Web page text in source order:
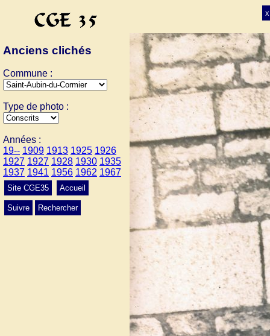
Anciens clichés
Commune :
Type de photo :
Années :
19-- 1909 1913 1925 1926
1927 1927 1928 1930 1935
1937 1941 1956 1962 1967
Site CGE35 Accueil
Suivre Rechercher